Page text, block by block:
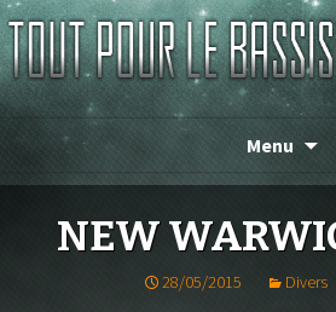
TOUT POUR LE
de basse depuis
Menu
NEW
28/05/2015 Divers